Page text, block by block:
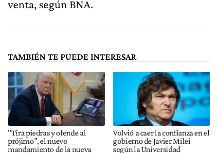
venta, según BNA.
TAMBIÉN TE PUEDE INTERESAR
"Tira piedras y ofende al
prójimo", el nuevo
mandamiento de la nueva
Volvió a caer la confianza en el
gobierno de Javier Milei
según la Universidad